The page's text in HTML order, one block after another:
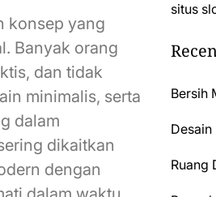
konsep yang
Banyak orang
dan tidak
minimalis, serta
dalam
dikaitkan
dengan
situs
Bersih
Ruang